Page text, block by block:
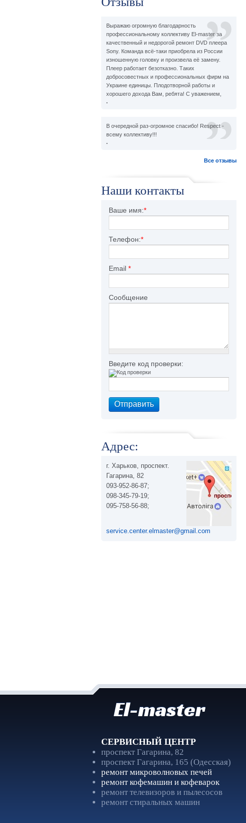
Выражаю огромную благодарность
профессиональному коллективу El-master за
качественный и недорогой ремонт DVD плеера
Sony. Команда всё-таки приобрела из России
изношенную головку и произвела её замену.
Плеер работает безотказно. Таких
добросовестных и профессиональных фирм на
Украине единицы. Плодотворной работы и
хорошего дохода Вам, ребята! С уважением,
.
В очередной раз-огромное спасибо! Respect -
всему коллективу!!!
.
Все отзывы
Наши контакты
Ваше имя:*
Телефон:*
Email *
Сообщение
Введите код проверки:
Адрес:
г. Харьков, проспект.
Гагарина, 82
093-952-86-87;
098-345-79-19;
095-758-56-88;
service.center.elmaster@gmail.com
El-master
СЕРВИСНЫЙ ЦЕНТР
проспект Гагарина, 82
проспект Гагарина, 165 (Одесская)
ремонт микроволновых печей
ремонт кофемашин и кофеварок
ремонт телевизоров и пылесосов
ремонт стиральных машин